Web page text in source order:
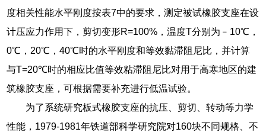
度相关性能水平刚度按表7中的要求，测定被试橡胶支座在设
计压应力作用下，剪切变形R=100%，温度T分别为﹣10℃，
0℃，20℃，40℃时的水平刚度和等效黏滞阻尼比，并计算
与T=20℃时的相应比值等效粘滞阻尼比对用于高寒地区的建
筑橡胶支座，可根据需要补充进行低温试验。
为了系统研究板式橡胶支座的抗压、剪切、转动等力学
性能，1979-1981年铁道部科学研究院对160块不同规格、不